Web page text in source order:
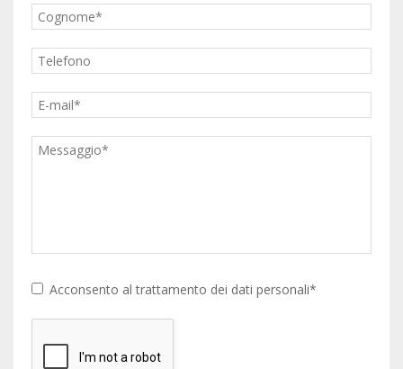
Acconsento al trattamento dei dati personali*